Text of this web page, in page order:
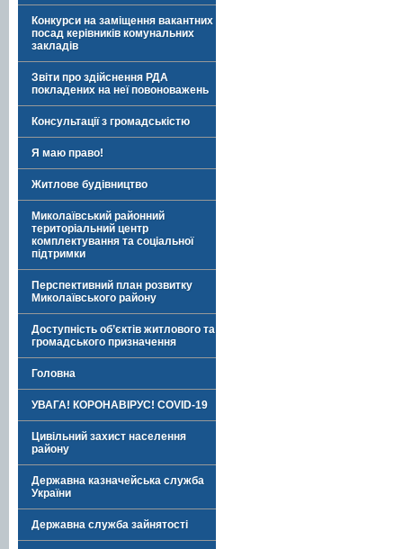
Конкурси на заміщення вакантних
посад керівників комунальних
закладів
Звіти про здійснення РДА
покладених на неї повоноважень
Консультації з громадськістю
Я маю право!
Житлове будівництво
Миколаївський районний
територіальний центр
комплектування та соціальної
підтримки
Перспективний план розвитку
Миколаївського району
Доступність об’єктів житлового та
громадського призначення
Головна
УВАГА! КОРОНАВІРУС! COVID-19
Цивільний захист населення
району
Державна казначейська служба
України
Державна служба зайнятості